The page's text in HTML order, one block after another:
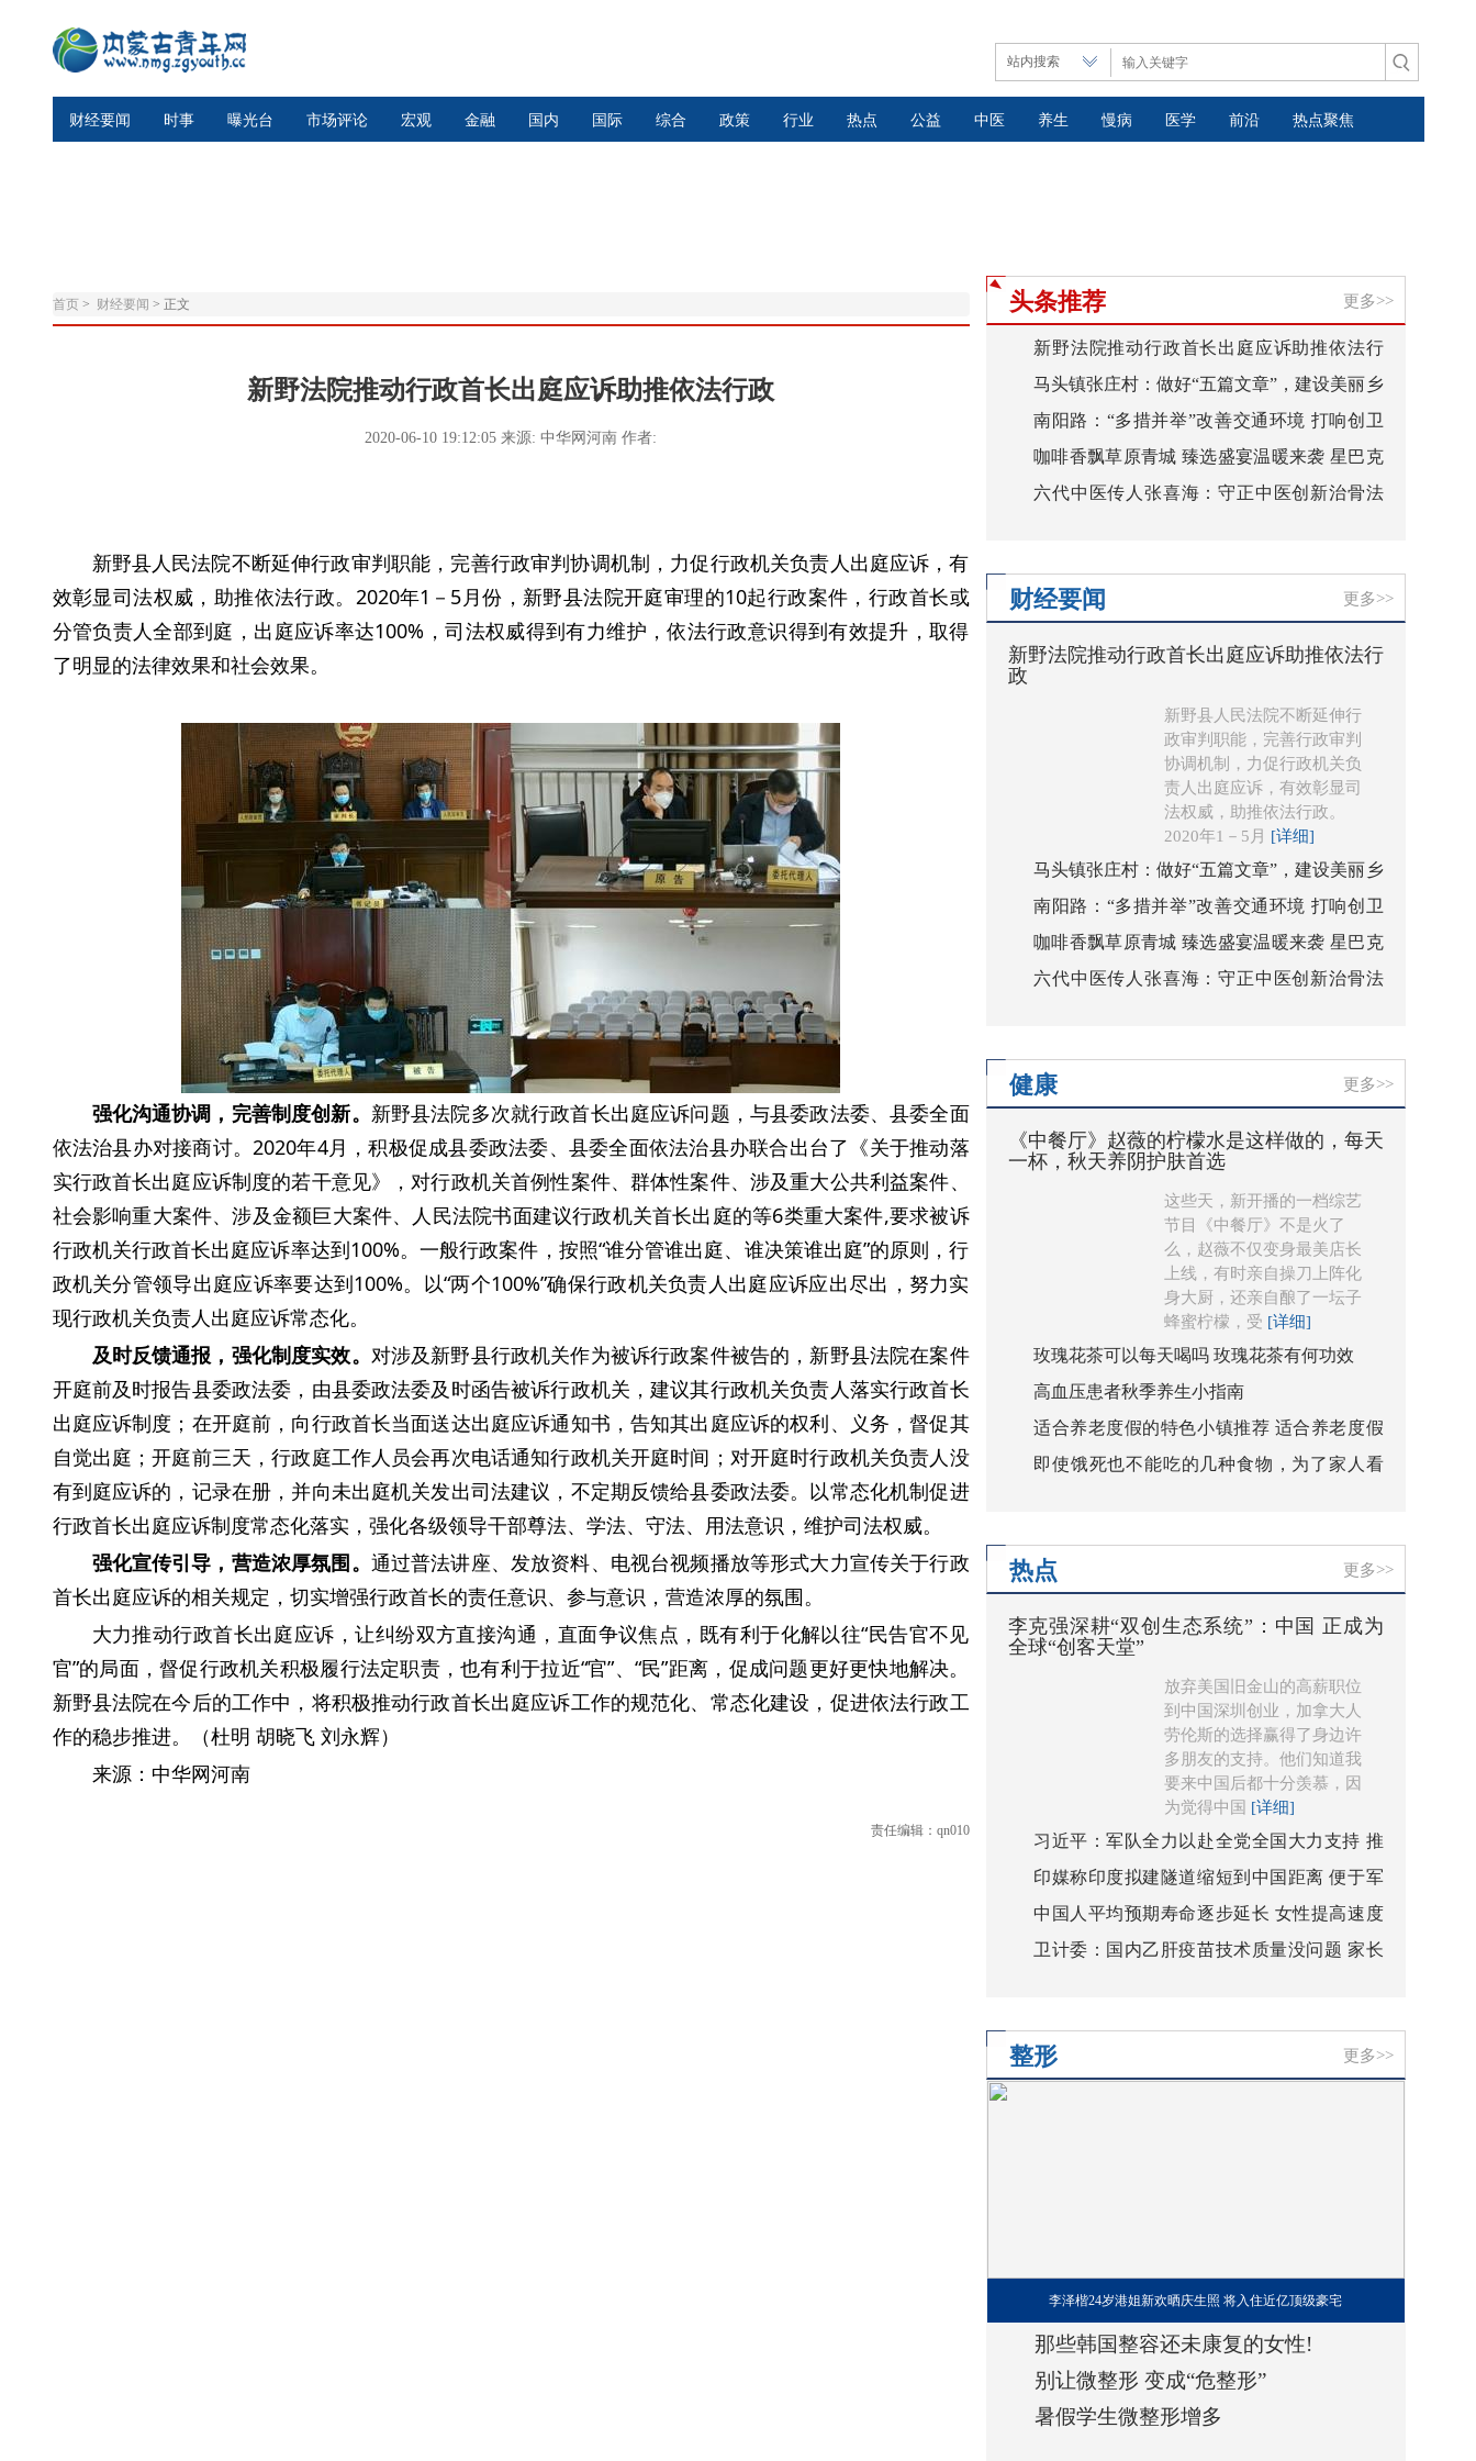
财经要闻 时事 曝光台 市场评论 宏观 金融 国内 国际 综合 政策 行业 热点 公益 中医 养生 慢病 医学 前沿 热点聚焦
首页> 财经要闻 > 正文
新野法院推动行政首长出庭应诉助推依法行政
2020-06-10 19:12:05 来源: 中华网河南 作者:
新野县人民法院不断延伸行政审判职能，完善行政审判协调机制，力促行政机关负责人出庭应诉，有
效彰显司法权威，助推依法行政。2020年1－5月份，新野县法院开庭审理的10起行政案件，行政首长或
分管负责人全部到庭，出庭应诉率达100%，司法权威得到有力维护，依法行政意识得到有效提升，取得
了明显的法律效果和社会效果。
强化沟通协调，完善制度创新。 新野县法院多次就行政首长出庭应诉问题，与县委政法委、县委全面
依法治县办对接商讨。2020年4月，积极促成县委政法委、县委全面依法治县办联合出台了《关于推动落
实行政首长出庭应诉制度的若干意见》，对行政机关首例性案件、群体性案件、涉及重大公共利益案件、
社会影响重大案件、涉及金额巨大案件、人民法院书面建议行政机关首长出庭的等6类重大案件,要求被诉
行政机关行政首长出庭应诉率达到100%。一般行政案件，按照“谁分管谁出庭、谁决策谁出庭”的原则，行
政机关分管领导出庭应诉率要达到100%。以“两个100%”确保行政机关负责人出庭应诉应出尽出，努力实
现行政机关负责人出庭应诉常态化。
及时反馈通报，强化制度实效。 对涉及新野县行政机关作为被诉行政案件被告的，新野县法院在案件
开庭前及时报告县委政法委，由县委政法委及时函告被诉行政机关，建议其行政机关负责人落实行政首长
出庭应诉制度；在开庭前，向行政首长当面送达出庭应诉通知书，告知其出庭应诉的权利、义务，督促其
自觉出庭；开庭前三天，行政庭工作人员会再次电话通知行政机关开庭时间；对开庭时行政机关负责人没
有到庭应诉的，记录在册，并向未出庭机关发出司法建议，不定期反馈给县委政法委。以常态化机制促进
行政首长出庭应诉制度常态化落实，强化各级领导干部尊法、学法、守法、用法意识，维护司法权威。
强化宣传引导，营造浓厚氛围。 通过普法讲座、发放资料、电视台视频播放等形式大力宣传关于行政
首长出庭应诉的相关规定，切实增强行政首长的责任意识、参与意识，营造浓厚的氛围。
大力推动行政首长出庭应诉，让纠纷双方直接沟通，直面争议焦点，既有利于化解以往“民告官不见
官”的局面，督促行政机关积极履行法定职责，也有利于拉近“官”、“民”距离，促成问题更好更快地解决。
新野县法院在今后的工作中，将积极推动行政首长出庭应诉工作的规范化、常态化建设，促进依法行政工
作的稳步推进。（杜明 胡晓飞 刘永辉）
来源：中华网河南
责任编辑：qn010
头条推荐 更多>>
新野法院推动行政首长出庭应诉助推依法行
马头镇张庄村：做好“五篇文章”，建设美丽乡
南阳路：“多措并举”改善交通环境 打响创卫
复审“第一抢”
咖啡香飘草原青城 臻选盛宴温暖来袭 星巴克
臻选品牌首度登陆内蒙古
六代中医传人张喜海：守正中医创新治骨法
财经要闻 更多>>
新野法院推动行政首长出庭应诉助推依法行
政
新野县人民法院不断延伸行
政审判职能，完善行政审判
协调机制，力促行政机关负
责人出庭应诉，有效彰显司
法权威，助推依法行政。
2020年1－5月 [详细]
马头镇张庄村：做好“五篇文章”，建设美丽乡
南阳路：“多措并举”改善交通环境 打响创卫
复审“第一抢”
咖啡香飘草原青城 臻选盛宴温暖来袭 星巴克
臻选品牌首度登陆内蒙古
六代中医传人张喜海：守正中医创新治骨法
健康 更多>>
《中餐厅》赵薇的柠檬水是这样做的，每天
一杯，秋天养阴护肤首选
这些天，新开播的一档综艺
节目《中餐厅》不是火了
么，赵薇不仅变身最美店长
上线，有时亲自操刀上阵化
身大厨，还亲自酿了一坛子
蜂蜜柠檬，受 [详细]
玫瑰花茶可以每天喝吗 玫瑰花茶有何功效
高血压患者秋季养生小指南
适合养老度假的特色小镇推荐 适合养老度假
的特色小镇有哪些
即使饿死也不能吃的几种食物，为了家人看
热点 更多>>
李克强深耕“双创生态系统”：中国 正成为
全球“创客天堂”
放弃美国旧金山的高薪职位
到中国深圳创业，加拿大人
劳伦斯的选择赢得了身边许
多朋友的支持。他们知道我
要来中国后都十分羡慕，因
为觉得中国 [详细]
习近平：军队全力以赴全党全国大力支持 推
动国防和军队改革向纵深发展
印媒称印度拟建隧道缩短到中国距离 便于军
队调遣
中国人平均预期寿命逐步延长 女性提高速度
快于男性
卫计委：国内乙肝疫苗技术质量没问题 家长
整形 更多>>
李泽楷24岁港姐新欢晒庆生照 将入住近亿顶级豪宅
那些韩国整容还未康复的女性!
别让微整形 变成“危整形”
暑假学生微整形增多